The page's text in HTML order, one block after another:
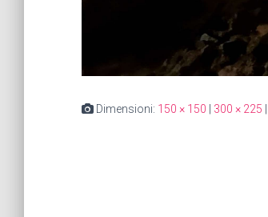
Dimensioni: 150 × 150 300 × 225